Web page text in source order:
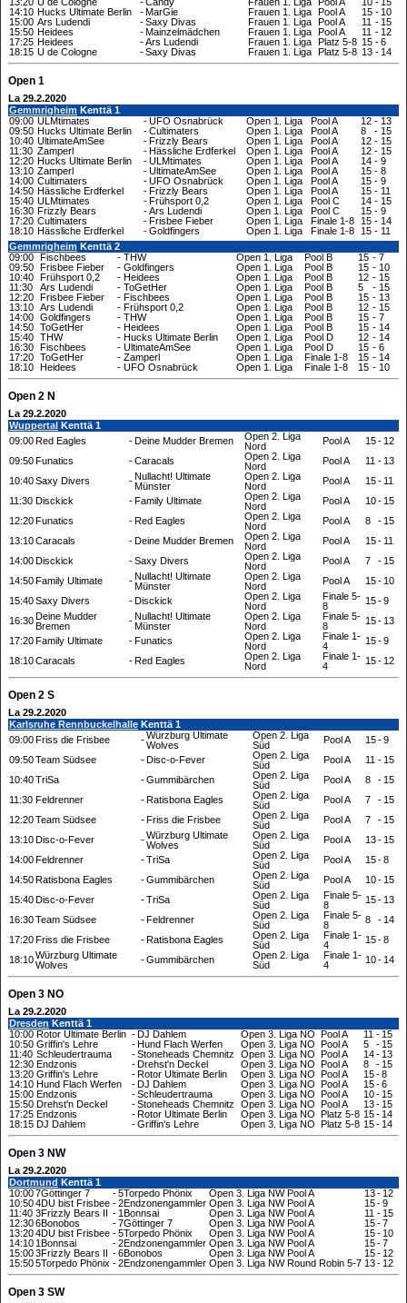
14:10 Hucks Ultimate Berlin -MarGie Frauen 1. Liga Pool A 15 - 10
15:00 Ars Ludendi -Saxy Divas Frauen 1. Liga Pool A 11 - 15
15:50 Heidees -Mainzelmädchen Frauen 1. Liga Pool A 11 - 12
17:25 Heidees -Ars Ludendi Frauen 1. Liga Platz 5-8 15 -6
18:15 U de Cologne -Saxy Divas Frauen 1. Liga Platz 5-8 13 - 14
Open 1
La 29.2.2020
Gemmrigheim Kenttä 1
09:00 ULMtimates -UFO Osnabrück Open 1. Liga Pool A 12 - 13
09:50 Hucks Ultimate Berlin -Cultimaters Open 1. Liga Pool A 8 - 15
10:40 UltimateAmSee -Frizzly Bears Open 1. Liga Pool A 12 - 15
11:30 Zamperl -Hässliche Erdferkel Open 1. Liga Pool A 12 - 15
12:20 Hucks Ultimate Berlin -ULMtimates Open 1. Liga Pool A 14 - 9
13:10 Zamperl -UltimateAmSee Open 1. Liga Pool A 15 - 8
14:00 Cultimaters -UFO Osnabrück Open 1. Liga Pool A 15 - 9
14:50 Hässliche Erdferkel -Frizzly Bears Open 1. Liga Pool A 15 - 11
15:40 ULMtimates -Frühsport 0,2 Open 1. Liga Pool C 14 - 15
16:30 Frizzly Bears -Ars Ludendi Open 1. Liga Pool C 15 - 9
17:20 Cultimaters -Frisbee Fieber Open 1. Liga Finale 1-8 15 - 14
18:10 Hässliche Erdferkel -Goldfingers Open 1. Liga Finale 1-8 15 - 11
Gemmrigheim Kenttä 2
09:00 Fischbees - THW Open 1. Liga Pool B 15 - 7
09:50 Frisbee Fieber - Goldfingers Open 1. Liga Pool B 15 - 10
10:40 Frühsport 0,2 - Heidees Open 1. Liga Pool B 12 - 15
11:30
Ars Ludendi - ToGetHer Open 1. Liga Pool B 5 - 15
12:20 Frisbee Fieber - Fischbees Open 1. Liga Pool B 15 - 13
13:10 Ars Ludendi - Frühsport 0,2 Open 1. Liga Pool B 12 - 15
14:00 Goldfingers - THW Open 1. Liga Pool B 15 - 7
14:50 ToGetHer - Heidees Open 1. Liga Pool B 15 - 14
15:40 THW - Hucks Ultimate Berlin Open 1. Liga Pool D 12 - 14
16:30 Fischbees - UltimateAmSee Open 1. Liga Pool D 15 - 6
17:20 ToGetHer - Zamperl Open 1. Liga Finale 1-8 15 - 14
18:10 Heidees - UFO Osnabrück Open 1. Liga Finale 1-8 15 - 10
Open 2 N
La 29.2.2020
Wuppertal Kenttä 1
09:00Red Eagles -Deine Mudder Bremen
Open 2. Liga
Nord
Pool A 15- 12
09:50Funatics -Caracals
Open 2. Liga
Nord
Pool A 11 - 13
10:40Saxy Divers -Nullacht! Ultimate
Münster
Open 2. Liga
Nord
Pool A 15- 11
11:30 Disckick -Family Ultimate
Open 2. Liga
Nord
Pool A 10- 15
12:20Funatics -Red Eagles
Open 2. Liga
Nord
Pool A 8 - 15
13:10Caracals -Deine Mudder Bremen
Open 2. Liga
Nord
Pool A 15- 11
14:00Disckick -Saxy Divers
Open 2. Liga
Nord
Pool A 7 - 15
14:50Family Ultimate -Nullacht! Ultimate
Münster
Open 2. Liga
Nord
Pool A 15- 10
15:40Saxy Divers -Disckick
Open 2. Liga
Nord
Finale 5-
8
15-9
16:30Deine Mudder
Bremen
-Nullacht! Ultimate
Münster
Open 2. Liga
Nord
Finale 5-
8
15- 13
17:20Family Ultimate -Funatics
Open 2. Liga
Nord
Finale 1-
4
15-9
18:10Caracals -Red Eagles
Open 2. Liga
Nord
Finale 1-
4
15- 12
Open 2 S
La 29.2.2020
Karlsruhe Rennbuckelhalle Kenttä 1
09:00Friss die Frisbee -Würzburg Ultimate
Wolves
Open 2. Liga
Süd
Pool A 15-9
09:50Team Südsee -Disc-o-Fever
Open 2. Liga
Süd
Pool A 11 - 15
10:40TriSa -Gummibärchen
Open 2. Liga
Süd
Pool A 8 - 15
11:30 Feldrenner -Ratisbona Eagles
Open 2. Liga
Süd
Pool A 7 - 15
12:20Team Südsee -Friss die Frisbee
Open 2. Liga
Süd
Pool A 7 - 15
13:10Disc-o-Fever -Würzburg Ultimate
Wolves
Open 2. Liga
Süd
Pool A 13- 15
14:00Feldrenner -TriSa
Open 2. Liga
Süd
Pool A 15-8
14:50Ratisbona Eagles -Gummibärchen
Open 2. Liga
Süd
Pool A 10- 15
15:40Disc-o-Fever -TriSa
Open 2. Liga
Süd
Finale 5-
8
15- 13
16:30Team Südsee -Feldrenner
Open 2. Liga
Süd
Finale 5-
8
8 - 14
17:20Friss die Frisbee -Ratisbona Eagles
Open 2. Liga
Süd
Finale 1-
4
15-8
18:10Würzburg Ultimate
Wolves
-Gummibärchen
Open 2. Liga
Süd
Finale 1-
4
10- 14
Open 3 NO
La 29.2.2020
Dresden Kenttä 1
10:00 Rotor Ultimate Berlin -DJ Dahlem Open 3. Liga NO Pool A 11 - 15
10:50 Griffin's Lehre -Hund Flach Werfen Open 3. Liga NO Pool A 5 - 15
11:40 Schleudertrauma -Stoneheads Chemnitz Open 3. Liga NO Pool A 14- 13
12:30 Endzonis -Drehst'n Deckel Open 3. Liga NO Pool A 8 - 15
13:20 Griffin's Lehre -Rotor Ultimate Berlin Open 3. Liga NO Pool A 15-8
14:10 Hund Flach Werfen -DJ Dahlem Open 3. Liga NO Pool A 15-6
15:00 Endzonis -Schleudertrauma Open 3. Liga NO Pool A 10- 15
15:50 Drehst'n Deckel -Stoneheads Chemnitz Open 3. Liga NO Pool A 13- 15
17:25 Endzonis -Rotor Ultimate Berlin Open 3. Liga NO Platz 5-8 15- 14
18:15 DJ Dahlem -Griffin's Lehre Open 3. Liga NO Platz 5-8 15- 14
Open 3 NW
La 29.2.2020
Dortmund Kenttä 1
10:007Göttinger 7 -5Torpedo Phönix Open 3. Liga NW Pool A 13- 12
10:504DU bist Frisbee -2Endzonengammler Open 3. Liga NW Pool A 15-9
11:40 3Frizzly Bears II - 1Bonnsai Open 3. Liga NW Pool A 11 - 15
12:306Bonobos -7Göttinger 7 Open 3. Liga NW Pool A 15-7
13:204DU bist Frisbee -5Torpedo Phönix Open 3. Liga NW Pool A 15- 10
14:10 1Bonnsai -2Endzonengammler Open 3. Liga NW Pool A 15-7
15:003Frizzly Bears II -6Bonobos Open 3. Liga NW Pool A 15- 12
15:505Torpedo Phönix -2Endzonengammler Open 3. Liga NW Round Robin 5-7 13- 12
Open 3 SW